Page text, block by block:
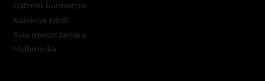
Gabinet burmistrza
Kolekcja sybilli
Sala mieszczańska
Multimedia